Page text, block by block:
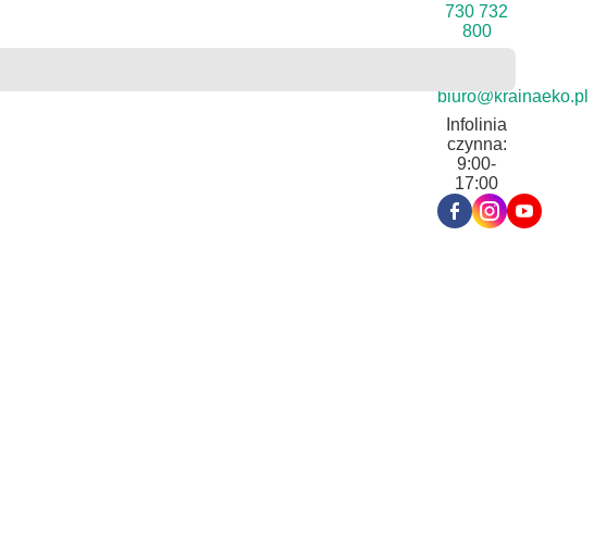
730 732
800
biuro@krainaeko.pl
Infolinia
czynna:
9:00-
17:00